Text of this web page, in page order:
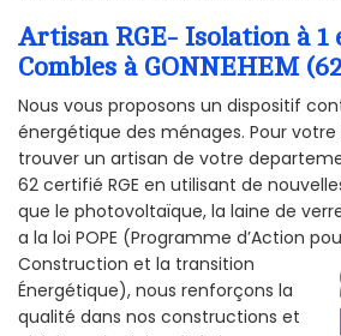
Artisan RGE- Isolation à
Combles à GONNEHEM
Nous vous proposons un dispositif
énergétique des ménages. Pour votre
trouver un artisan de votre
62 certifié RGE en utilisant de
que le photovoltaïque, la laine de
a la loi POPE (Programme d’Action
Construction et la transition
Énergétique), nous renforçons la
qualité dans nos constructions et